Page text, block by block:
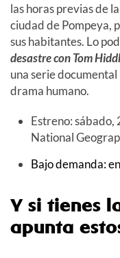
las horas previas de
ciudad de Pompeya,
sus habitantes. Lo
desastre con Tom
una serie
drama humano.
Estreno: sábado,
National
Bajo demanda:
Y si tienes
apunta